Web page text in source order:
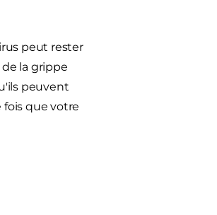
peut rester
la grippe
peuvent
que votre